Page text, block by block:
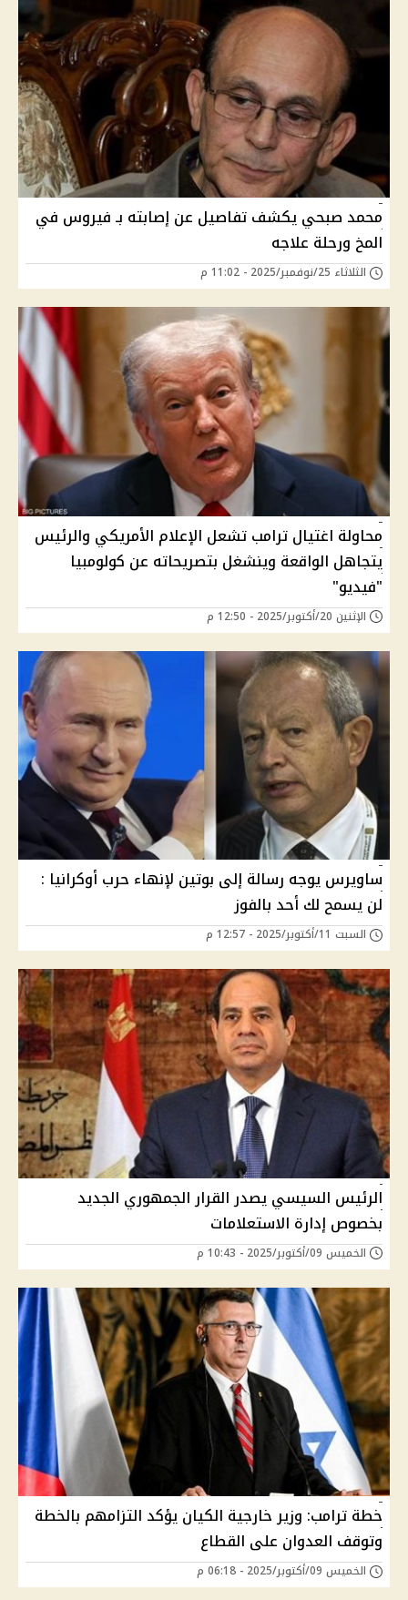
محمد صبحي يكشف تفاصيل عن إصابته بـ فيروس في
المخ ورحلة علاجه
الثلاثاء 25/نوفمبر/2025 - 11:02 م
محاولة اغتيال ترامب تشعل الإعلام الأمريكي والرئيس
يتجاهل الواقعة وينشغل بتصريحاته عن كولومبيا
"فيديو"
الإثنين 20/أكتوبر/2025 - 12:50 م
ساويرس يوجه رسالة إلى بوتين لإنهاء حرب أوكرانيا :
لن يسمح لك أحد بالفوز
السبت 11/أكتوبر/2025 - 12:57 م
الرئيس السيسي يصدر القرار الجمهوري الجديد
بخصوص إدارة الاستعلامات
الخميس 09/أكتوبر/2025 - 10:43 م
خطة ترامب: وزير خارجية الكيان يؤكد التزامهم بالخطة
وتوقف العدوان على القطاع
الخميس 09/أكتوبر/2025 - 06:18 م